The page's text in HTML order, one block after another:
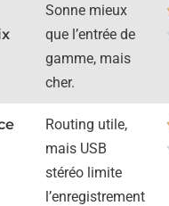
Sonne mieux
que l’entrée de
gamme, mais
cher.
Routing utile,
mais USB
stéréo limite
l’enregistrement